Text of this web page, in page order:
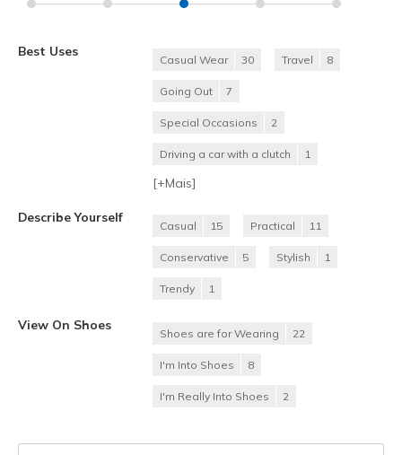
Best Uses
Casual Wear 30 Travel 8
Going Out 7
Special Occasions 2
Driving a car with a clutch 1
[+Mais]
Describe Yourself
Casual 15 Practical 11
Conservative 5 Stylish 1
Trendy 1
View On Shoes
Shoes are for Wearing 22
I'm Into Shoes 8
I'm Really Into Shoes 2